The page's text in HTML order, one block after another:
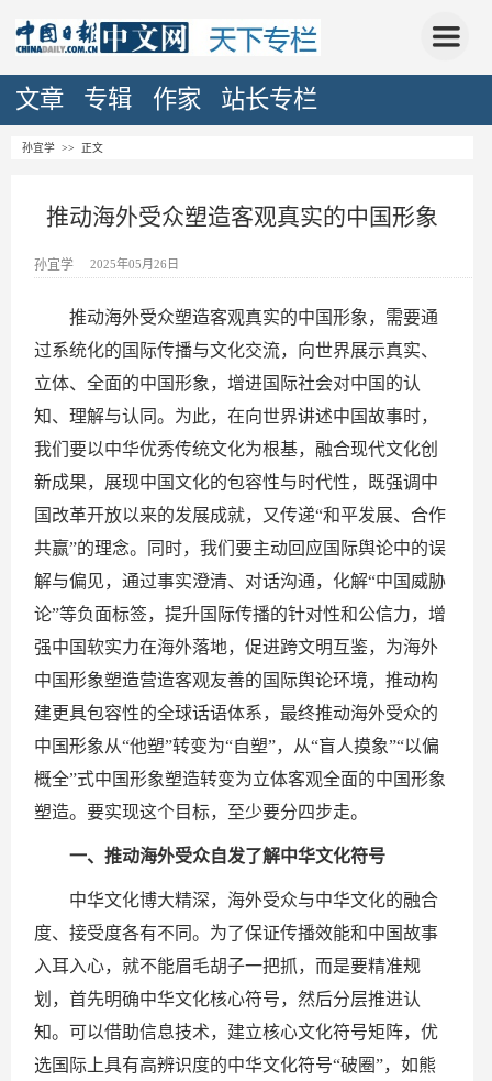
文章 专辑 作家 站长专栏
孙宜学 >> 正文
推动海外受众塑造客观真实的中国形象
孙宜学 2025年05月26日
推动海外受众塑造客观真实的中国形象，需要通
过系统化的国际传播与文化交流，向世界展示真实、
立体、全面的中国形象，增进国际社会对中国的认
知、理解与认同。为此，在向世界讲述中国故事时，
我们要以中华优秀传统文化为根基，融合现代文化创
新成果，展现中国文化的包容性与时代性，既强调中
国改革开放以来的发展成就，又传递“和平发展、合作
共赢”的理念。同时，我们要主动回应国际舆论中的误
解与偏见，通过事实澄清、对话沟通，化解“中国威胁
论”等负面标签，提升国际传播的针对性和公信力，增
强中国软实力在海外落地，促进跨文明互鉴，为海外
中国形象塑造营造客观友善的国际舆论环境，推动构
建更具包容性的全球话语体系，最终推动海外受众的
中国形象从“他塑”转变为“自塑”，从“盲人摸象”“以偏
概全”式中国形象塑造转变为立体客观全面的中国形象
塑造。要实现这个目标，至少要分四步走。
一、推动海外受众自发了解中华文化符号
中华文化博大精深，海外受众与中华文化的融合
度、接受度各有不同。为了保证传播效能和中国故事
入耳入心，就不能眉毛胡子一把抓，而是要精准规
划，首先明确中华文化核心符号，然后分层推进认
知。可以借助信息技术，建立核心文化符号矩阵，优
选国际上具有高辨识度的中华文化符号“破圈”，如熊